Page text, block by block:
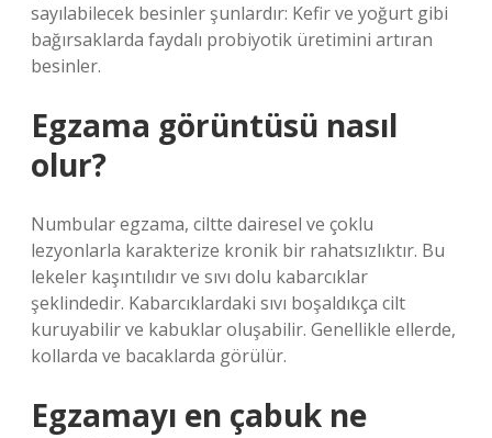
sayılabilecek besinler şunlardır: Kefir ve yoğurt gibi
bağırsaklarda faydalı probiyotik üretimini artıran
besinler.
Egzama görüntüsü nasıl
olur?
Numbular egzama, ciltte dairesel ve çoklu
lezyonlarla karakterize kronik bir rahatsızlıktır. Bu
lekeler kaşıntılıdır ve sıvı dolu kabarcıklar
şeklindedir. Kabarcıklardaki sıvı boşaldıkça cilt
kuruyabilir ve kabuklar oluşabilir. Genellikle ellerde,
kollarda ve bacaklarda görülür.
Egzamayı en çabuk ne